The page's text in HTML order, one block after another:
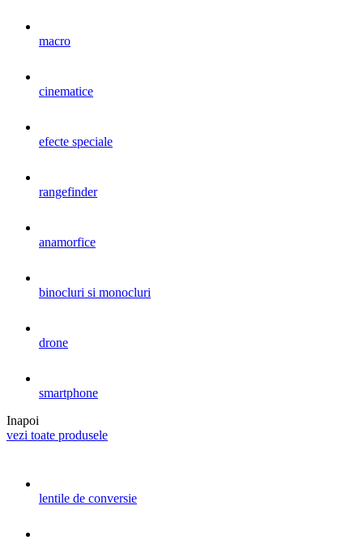
macro
cinematice
efecte speciale
rangefinder
anamorfice
binocluri si monocluri
drone
smartphone
Inapoi
vezi toate produsele
lentile de conversie